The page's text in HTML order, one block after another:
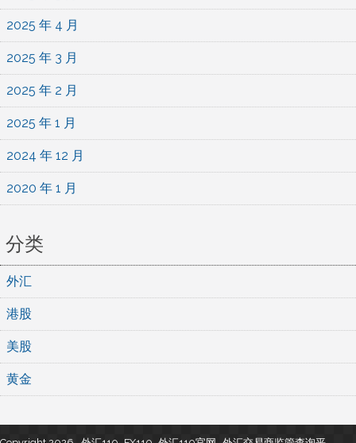
2025 年 4 月
2025 年 3 月
2025 年 2 月
2025 年 1 月
2024 年 12 月
2020 年 1 月
分类
外汇
港股
美股
黄金